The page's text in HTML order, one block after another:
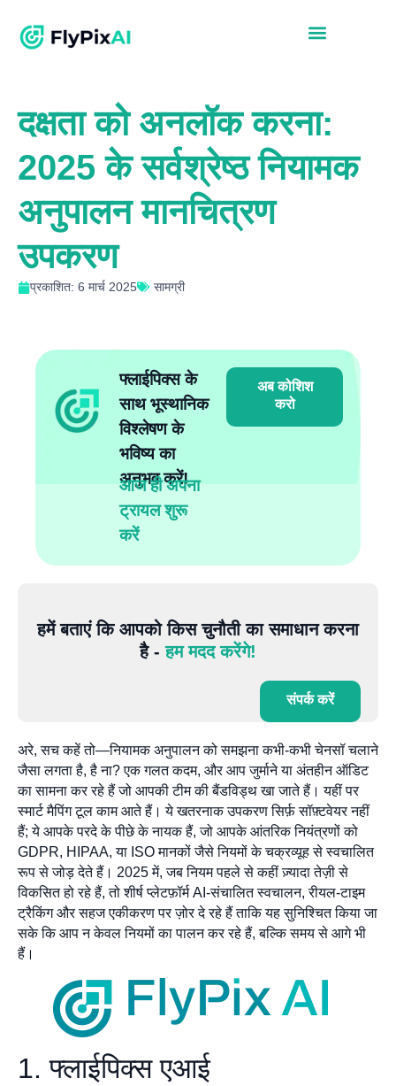
दक्षता को अनलॉक करना:
2025 के सर्वश्रेष्ठ नियामक
अनुपालन मानचित्रण
उपकरण
प्रकाशित: 6 मार्च 2025 सामग्री
फ्लाईपिक्स के
साथ भूस्थानिक
विश्लेषण के
भविष्य का
अनुभव करें!
आज ही अपना
ट्रायल शुरू
करें
अब कोशिश
करो
हमें बताएं कि आपको किस चुनौती का समाधान करना
है -हम मदद करेंगे!
संपर्क करें
अरे, सच कहें तो—नियामक अनुपालन को समझना कभी-कभी चेनसॉ चलाने
जैसा लगता है, है ना? एक गलत कदम, और आप जुर्माने या अंतहीन ऑडिट
का सामना कर रहे हैं जो आपकी टीम की बैंडविड्थ खा जाते हैं। यहीं पर
स्मार्ट मैपिंग टूल काम आते हैं। ये खतरनाक उपकरण सिर्फ़ सॉफ़्टवेयर नहीं
हैं; ये आपके परदे के पीछे के नायक हैं, जो आपके आंतरिक नियंत्रणों को
GDPR, HIPAA, या ISO मानकों जैसे नियमों के चक्रव्यूह से स्वचालित
रूप से जोड़ देते हैं। 2025 में, जब नियम पहले से कहीं ज़्यादा तेज़ी से
विकसित हो रहे हैं, तो शीर्ष प्लेटफ़ॉर्म AI-संचालित स्वचालन, रीयल-टाइम
ट्रैकिंग और सहज एकीकरण पर ज़ोर दे रहे हैं ताकि यह सुनिश्चित किया जा
सके कि आप न केवल नियमों का पालन कर रहे हैं, बल्कि समय से आगे भी
हैं।
1. फ्लाईपिक्स एआई